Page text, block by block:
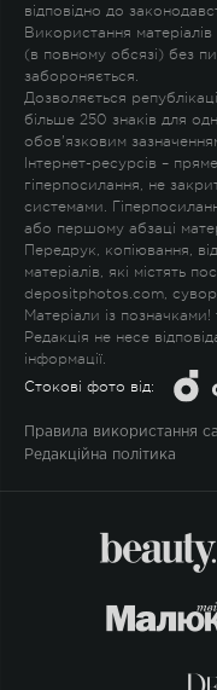
відповідно до
Використання
(в повному обсязі) без
забороняється.
Дозволяється
більше 250 знаків для
обов'язковим
Інтернет-ресурсів –
гіперпосилання, не
системами.
або першому абзаці
Передрук, копіювання,
матеріалів, які містять
depositphotos.com,
Матеріали із позначками!
Редакція не несе
інформації.
Стокові фото від:
Правила використання
Редакційна політика